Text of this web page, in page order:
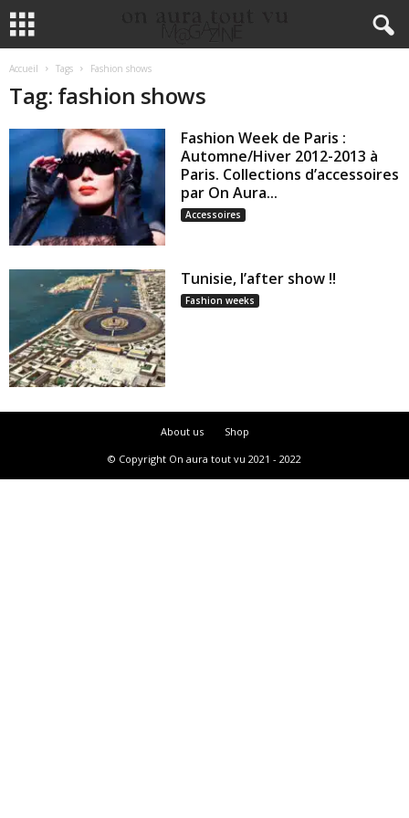
Accueil Tags Fashion shows
Tag: fashion shows
Fashion Week de Paris :
Automne/Hiver 2012-2013 à
Paris. Collections d’accessoires
par On Aura...
Accessoires
Tunisie, l’after show !!
Fashion weeks
About us
Shop
© Copyright On aura tout vu 2021 - 2022